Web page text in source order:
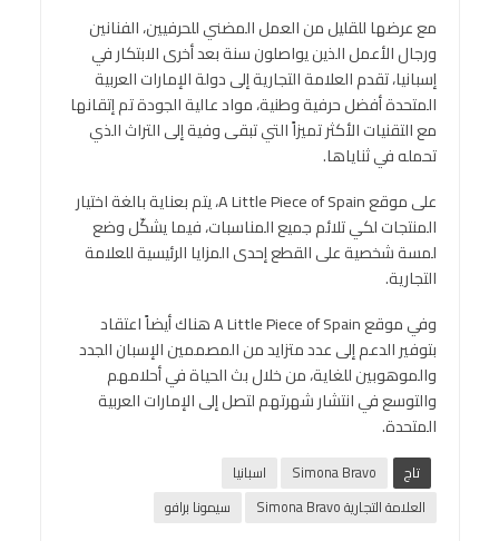
مع عرضها للقليل من العمل المضني للحرفيين، الفنانين
ورجال الأعمل الذين يواصلون سنة بعد أخرى الابتكار في
إسبانيا، تقدم العلامة التجارية إلى دولة الإمارات العربية
المتحدة أفضل حرفية وطنية، مواد عالية الجودة تم إتقانها
مع التقنيات الأكثر تميزاً التي تبقى وفية إلى التراث الذي
تحمله في ثناياها.
على موقع A Little Piece of Spain، يتم بعناية بالغة اختيار
المنتجات لكي تلائم جميع المناسبات، فيما يشكّل وضع
لمسة شخصية على القطع إحدى المزايا الرئيسية للعلامة
التجارية.
وفي موقع A Little Piece of Spain هناك أيضاً اعتقاد
بتوفير الدعم إلى عدد متزايد من المصممين الإسبان الجدد
والموهوبين للغاية، من خلال بث الحياة في أحلامهم
والتوسع في انتشار شهرتهم لتصل إلى الإمارات العربية
المتحدة.
تاج Simona Bravo
اسبانيا
العلامة التجارية Simona Bravo
سيمونا برافو